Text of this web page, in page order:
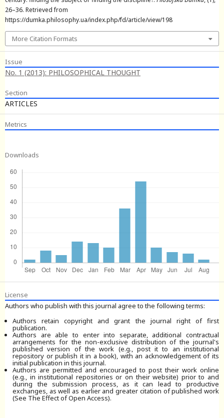
26–36. Retrieved from
https://dumka.philosophy.ua/index.php/fd/article/view/198
More Citation Formats
Issue
No. 1 (2013): PHILOSOPHICAL THOUGHT
Section
ARTICLES
Metrics
Downloads
License
Authors who publish with this journal agree to the following terms:
Authors retain copyright and grant the journal right of first
publication.
Authors are able to enter into separate, additional contractual
arrangements for the non-exclusive distribution of the journal's
published version of the work (e.g., post it to an institutional
repository or publish it in a book), with an acknowledgement of its
initial publication in this journal.
Authors are permitted and encouraged to post their work online
(e.g., in institutional repositories or on their website) prior to and
during the submission process, as it can lead to productive
exchanges, as well as earlier and greater citation of published work
(See The Effect of Open Access).